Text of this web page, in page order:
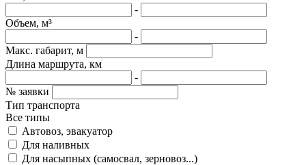
-
Объем, м³
-
Макс. габарит, м
Длина маршрута, км
-
№ заявки
Тип транспорта
Все типы
Автовоз, эвакуатор
Для наливных
Для насыпных (самосвал, зерновоз...)